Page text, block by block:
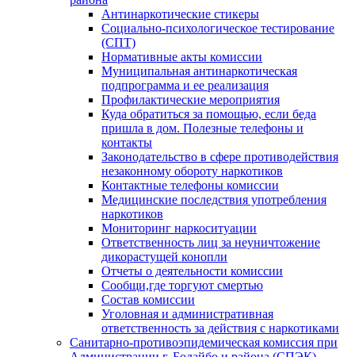
Антинаркотические стикеры
Социально-психологическое тестирование
(СПТ)
Нормативные акты комиссии
Муниципальная антинаркотическая
подпрограмма и ее реализация
Профилактические мероприятия
Куда обратиться за помощью, если беда
пришла в дом. Полезные телефоны и
контакты
Законодательство в сфере противодействия
незаконному обороту наркотиков
Контактные телефоны комиссии
Медицинские последствия употребления
наркотиков
Мониторинг наркоситуации
Ответственность лиц за неуничтожение
дикорастущей конопли
Отчеты о деятельности комиссии
Сообщи,где торгуют смертью
Состав комиссии
Уголовная и административная
ответственность за действия с наркотиками
Санитарно-противоэпидемическая комиссия при